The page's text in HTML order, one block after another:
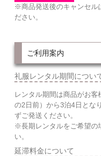
※商品発送後のキャンセル
ださい。
ご利用案内
礼服レンタル期間につい
レンタル期間は商品がお
の2日前）から3泊4日とな
ずご発送ください。
※長期レンタルをご希望の
い。
延滞料金について